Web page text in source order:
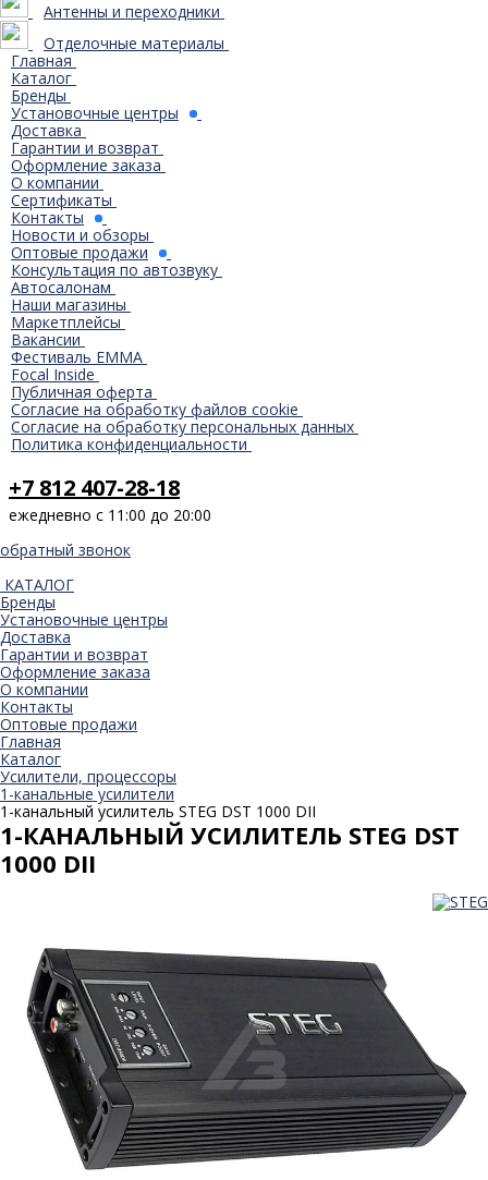
Антенны и переходники
Отделочные материалы
Главная
Каталог
Бренды
Установочные центры
Доставка
Гарантии и возврат
Оформление заказа
О компании
Сертификаты
Контакты
Новости и обзоры
Оптовые продажи
Консультация по автозвуку
Автосалонам
Наши магазины
Маркетплейсы
Вакансии
Фестиваль EMMA
Focal Inside
Публичная оферта
Согласие на обработку файлов cookie
Согласие на обработку персональных данных
Политика конфиденциальности
+7 812 407-28-18
ежедневно с 11:00 до 20:00
обратный звонок
КАТАЛОГ
Бренды
Установочные центры
Доставка
Гарантии и возврат
Оформление заказа
О компании
Контакты
Оптовые продажи
Главная
Каталог
Усилители, процессоры
1-канальные усилители
1-канальный усилитель STEG DST 1000 DII
1-КАНАЛЬНЫЙ УСИЛИТЕЛЬ STEG DST
1000 DII